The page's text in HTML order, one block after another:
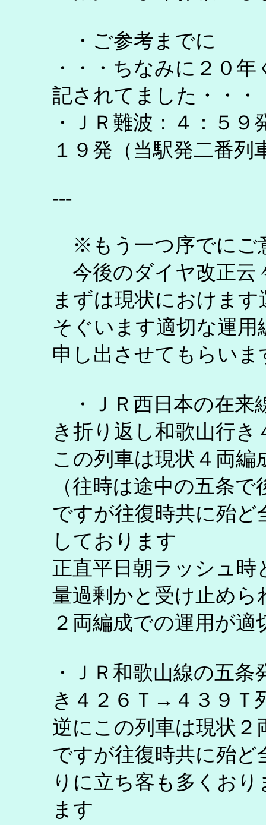
・ご参考までに
・・・ちなみに２０
記されてました・・・
・ＪＲ難波：４：５
１９発（当駅発二番列
---
※もう一つ序でにご
今後のダイヤ改正云
まずは現状におけま
そぐいます適切な運
申し出させてもらいま
・ＪＲ西日本の在来
き折り返し和歌山行
この列車は現状４両
（往時は途中の五条
ですが往復時共に殆
しております
正直平日朝ラッシュ
量過剰かと受け止めら
２両編成での運用が
・ＪＲ和歌山線の五
き４２６Ｔ→４３９Ｔ
逆にこの列車は現状
ですが往復時共に殆
りに立ち客も多くお
ます